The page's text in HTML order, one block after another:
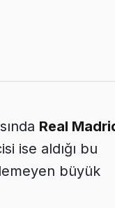
Real
ise aldığı bu
büyük